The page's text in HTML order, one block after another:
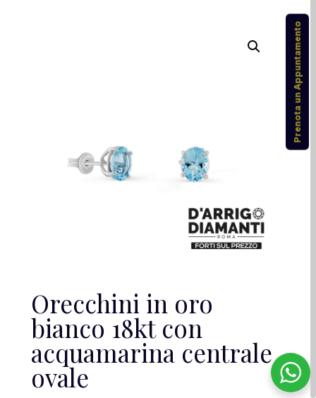
Orecchini in oro
bianco 18kt con
acquamarina centrale
ovale
Prenota un Appuntamento